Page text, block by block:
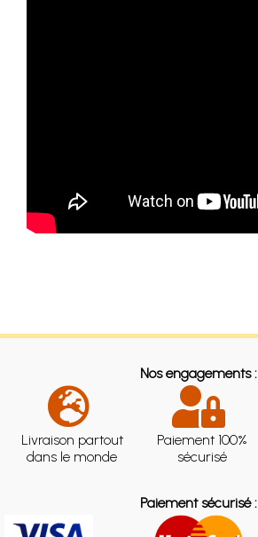
Nos engagements :
Livraison partout
dans le monde
Paiement 100%
sécurisé
Paiement sécurisé :